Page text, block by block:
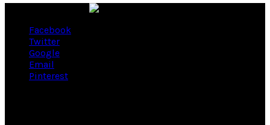
Facebook
Twitter
Google
Email
Pinterest